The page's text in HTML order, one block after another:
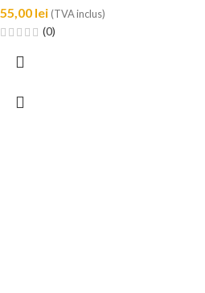
55,00 lei (TVA inclus)
(0)